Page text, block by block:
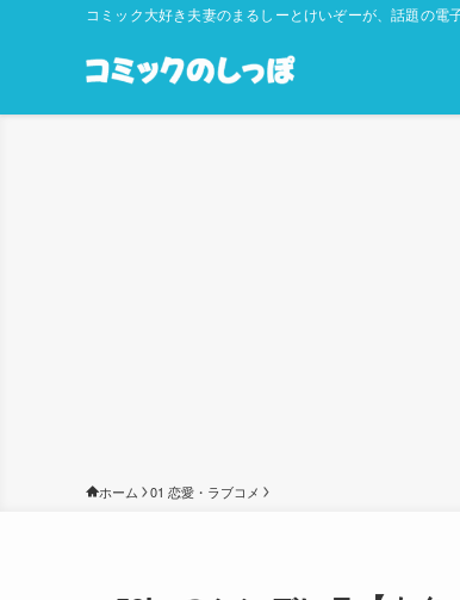
コミック大好き夫妻のまるしーとけいぞーが、話題の
ホーム 01 恋愛・ラブコメ